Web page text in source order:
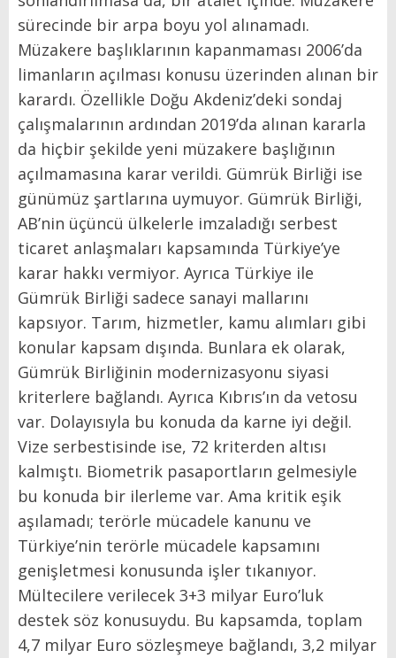
sürecinde bir arpa boyu yol alınamadı.
Müzakere başlıklarının kapanmaması 2006’da
limanların açılması konusu üzerinden alınan bir
karardı. Özellikle Doğu Akdeniz’deki sondaj
çalışmalarının ardından 2019’da alınan kararla
da hiçbir şekilde yeni müzakere başlığının
açılmamasına karar verildi. Gümrük Birliği ise
günümüz şartlarına uymuyor. Gümrük Birliği,
AB’nin üçüncü ülkelerle imzaladığı serbest
ticaret anlaşmaları kapsamında Türkiye’ye
karar hakkı vermiyor. Ayrıca Türkiye ile
Gümrük Birliği sadece sanayi mallarını
kapsıyor. Tarım, hizmetler, kamu alımları gibi
konular kapsam dışında. Bunlara ek olarak,
Gümrük Birliğinin modernizasyonu siyasi
kriterlere bağlandı. Ayrıca Kıbrıs’ın da vetosu
var. Dolayısıyla bu konuda da karne iyi değil.
Vize serbestisinde ise, 72 kriterden altısı
kalmıştı. Biometrik pasaportların gelmesiyle
bu konuda bir ilerleme var. Ama kritik eşik
aşılamadı; terörle mücadele kanunu ve
Türkiye’nin terörle mücadele kapsamını
genişletmesi konusunda işler tıkanıyor.
Mültecilere verilecek 3+3 milyar Euro’luk
destek söz konusuydu. Bu kapsamda, toplam
4,7 milyar Euro sözleşmeye bağlandı, 3,2 milyar